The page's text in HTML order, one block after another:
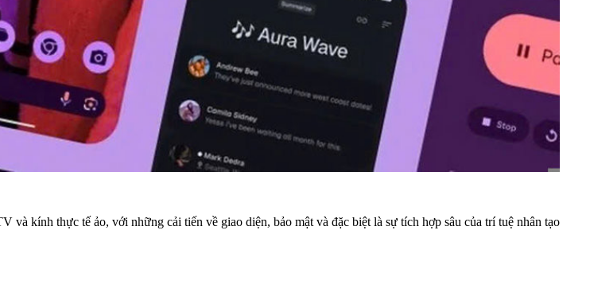
kính thực tế ảo, với những cải tiến về giao diện, bảo mật và đặc biệt là sự tích hợp sâu của trí tuệ nhân tạo